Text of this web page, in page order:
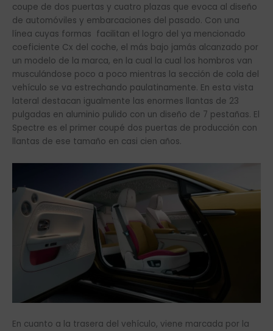
coupe de dos puertas y cuatro plazas que evoca al diseño
de automóviles y embarcaciones del pasado. Con una
línea cuyas formas facilitan el logro del ya mencionado
coeficiente Cx del coche, el más bajo jamás alcanzado por
un modelo de la marca, en la cual la cual los hombros van
musculándose poco a poco mientras la sección de cola del
vehículo se va estrechando paulatinamente. En esta vista
lateral destacan igualmente las enormes llantas de 23
pulgadas en aluminio pulido con un diseño de 7 pestañas. El
Spectre es el primer coupé dos puertas de producción con
llantas de ese tamaño en casi cien años.
En cuanto a la trasera del vehículo, viene marcada por la